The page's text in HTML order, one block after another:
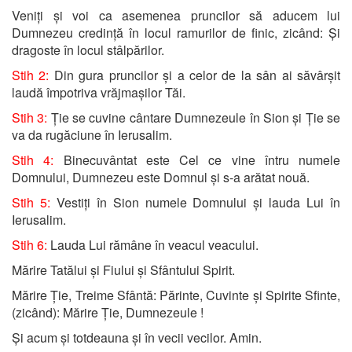
Veniți și voi ca asemenea pruncilor să aducem lui
Dumnezeu credință în locul ramurilor de finic, zicând: Și
dragoste în locul stâlpărilor.
Stih 2: Din gura pruncilor și a celor de la sân ai săvârșit
laudă împotriva vrăjmașilor Tăi.
Stih 3: Ție se cuvine cântare Dumnezeule în Sion și Ție se
va da rugăciune în Ierusalim.
Stih 4: Binecuvântat este Cel ce vine întru numele
Domnului, Dumnezeu este Domnul și s-a arătat nouă.
Stih 5: Vestiți în Sion numele Domnului și lauda Lui în
Ierusalim.
Stih 6: Lauda Lui rămâne în veacul veacului.
Mărire Tatălui și Fiului și Sfântului Spirit.
Mărire Ție, Treime Sfântă: Părinte, Cuvinte și Spirite Sfinte,
(zicând): Mărire Ție, Dumnezeule !
Și acum și totdeauna și în vecii vecilor. Amin.